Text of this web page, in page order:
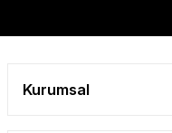
Kurumsal